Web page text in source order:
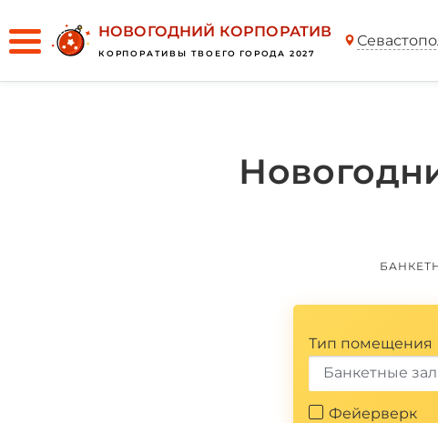
НОВОГОДНИЙ КОРПОРАТИВ
КОРПОРАТИВЫ ТВОЕГО ГОРОДА 2027
Тип помещения
Банкетные
Фейерверк